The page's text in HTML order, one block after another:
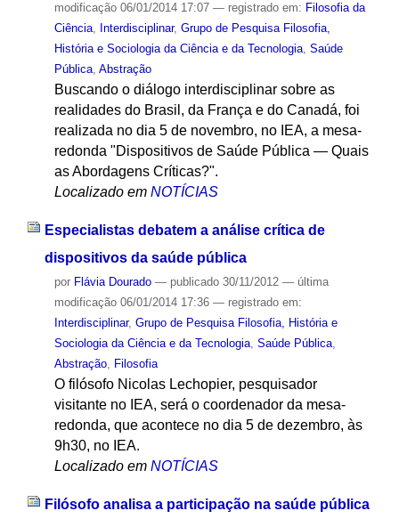
modificação06/01/2014 17:07 — registrado em: Filosofia da
Ciência, Interdisciplinar, Grupo de Pesquisa Filosofia,
História e Sociologia da Ciência e da Tecnologia, Saúde
Pública, Abstração
Buscando o diálogo interdisciplinar sobre as
realidades do Brasil, da França e do Canadá, foi
realizada no dia 5 de novembro, no IEA, a mesa-
redonda "Dispositivos de Saúde Pública — Quais
as Abordagens Críticas?".
Localizado em NOTÍCIAS
Especialistas debatem a análise crítica de
dispositivos da saúde pública
por Flávia Dourado — publicado30/11/2012 — última
modificação06/01/2014 17:36 — registrado em:
Interdisciplinar, Grupo de Pesquisa Filosofia, História e
Sociologia da Ciência e da Tecnologia, Saúde Pública,
Abstração, Filosofia
O filósofo Nicolas Lechopier, pesquisador
visitante no IEA, será o coordenador da mesa-
redonda, que acontece no dia 5 de dezembro, às
9h30, no IEA.
Localizado em NOTÍCIAS
Filósofo analisa a participação na saúde pública